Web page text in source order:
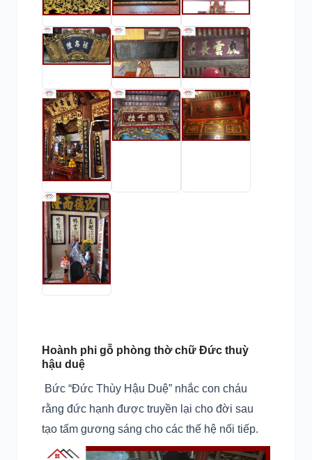
Hoành phi gỗ phòng thờ chữ Đức thuỳ
hậu duệ
Bức “Đức Thùy Hậu Duệ” nhắc con cháu
rằng đức hạnh được truyền lại cho đời sau
tạo tấm gương sáng cho các thế hệ nối tiếp.